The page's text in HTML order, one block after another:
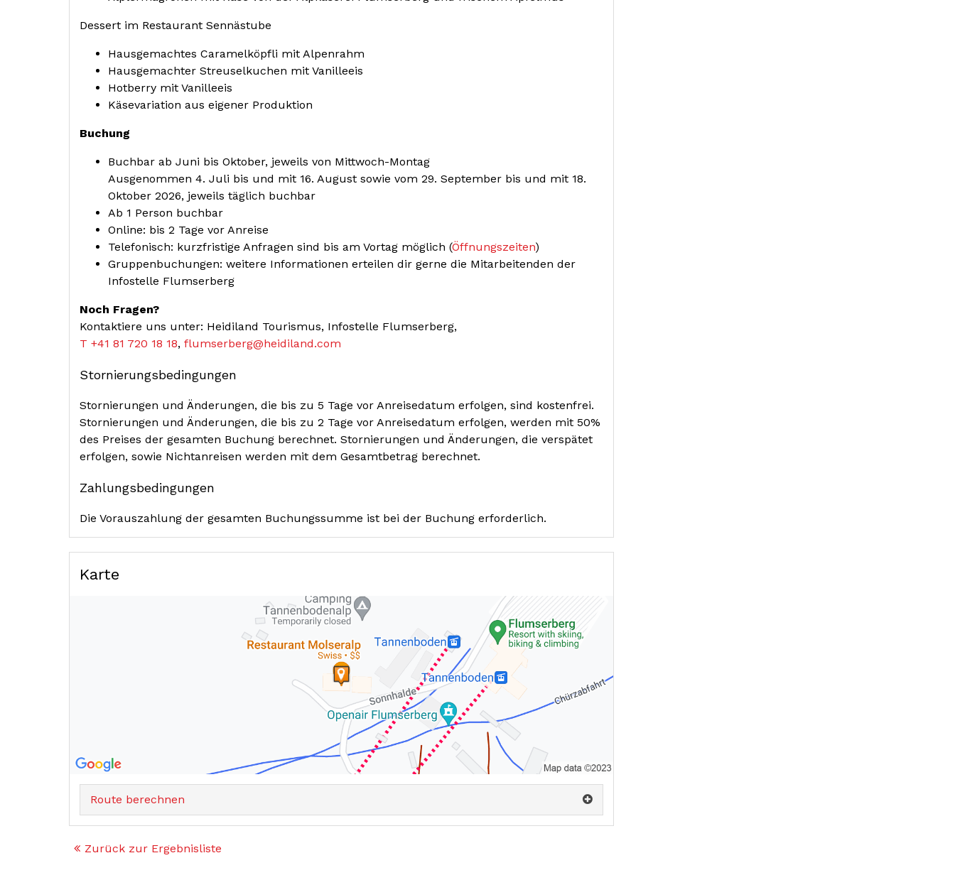
Dessert im Restaurant Sennästube
Hausgemachtes Caramelköpfli mit Alpenrahm
Hausgemachter Streuselkuchen mit Vanilleeis
Hotberry mit Vanilleeis
Käsevariation aus eigener Produktion
Buchung
Buchbar ab Juni bis Oktober, jeweils von Mittwoch-Montag
Ausgenommen 4. Juli bis und mit 16. August sowie vom 29. September bis und mit 18.
Oktober 2026, jeweils täglich buchbar
Ab 1 Person buchbar
Online: bis 2 Tage vor Anreise
Telefonisch: kurzfristige Anfragen sind bis am Vortag möglich (Öffnungszeiten)
Gruppenbuchungen: weitere Informationen erteilen dir gerne die Mitarbeitenden der
Infostelle Flumserberg
Noch Fragen?
Kontaktiere uns unter: Heidiland Tourismus, Infostelle Flumserberg,
T +41 81 720 18 18, flumserberg@heidiland.com
Stornierungs­bedingungen
Stornierungen und Änderungen, die bis zu 5 Tage vor Anreisedatum erfolgen, sind kostenfrei.
Stornierungen und Änderungen, die bis zu 2 Tage vor Anreisedatum erfolgen, werden mit 50%
des Preises der gesamten Buchung berechnet. Stornierungen und Änderungen, die verspätet
erfolgen, sowie Nichtanreisen werden mit dem Gesamtbetrag berechnet.
Zahlungs­bedingungen
Die Vorauszahlung der gesamten Buchungssumme ist bei der Buchung erforderlich.
Karte
Route berechnen
Zurück zur Ergebnisliste